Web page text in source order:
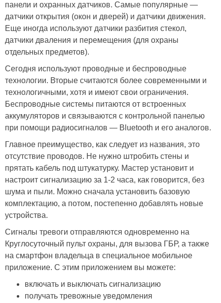
панели и охранных датчиков. Самые популярные —
датчики открытия (окон и дверей) и датчики движения.
Еще иногда используют датчики разбития стекол,
датчики дваления и перемещения (для охраны
отдельных предметов).
Сегодня используют проводные и беспроводные
технологии. Вторые считаются более современными и
технологичными, хотя и имеют свои ограничения.
Беспроводные системы питаются от встроенных
аккумуляторов и связываются с контрольной панелью
при помощи радиосигналов — Bluetooth и его аналогов.
Главное преимущество, как следует из названия, это
отсутствие проводов. Не нужно штробить стены и
прятать кабель под штукатурку. Мастер установит и
настроит сигнализацию за 1-2 часа, как говорится, без
шума и пыли. Можно сначала установить базовую
комплектацию, а потом, постепенно добавлять новые
устройства.
Сигналы тревоги отправляются одновременно на
Круглосуточный пульт охраны, для вызова ГБР, а также
на смартфон владельца в специальное мобильное
приложение. С этим приложением вы можете:
включать и выключать сигнализацию
получать тревожные уведомления